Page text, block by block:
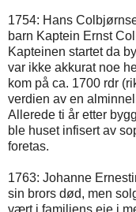
1754: Hans
barn Kaptein Ernst
Kapteinen startet da
var ikke akkurat noe
kom på ca. 1700 rdr
verdien av en
Allerede ti år etter
ble huset infisert av
foretas.
1763: Johanne
sin brors død, men
vært i familiens eie i